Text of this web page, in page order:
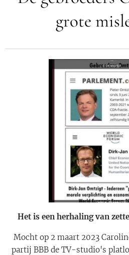
grote
Het is een herhaling van
Mocht op 2 maart 2023
partij BBB de TV-studio's